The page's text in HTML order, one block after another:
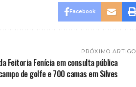
Facebook
PRÓXIMO ARTIGO
Feitoria Fenícia em consulta pública
de golfe e 700 camas em Silves